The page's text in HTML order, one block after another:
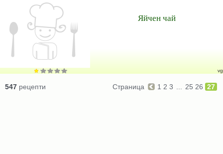
Яйчен чай
vg
547 рецепти Страница 1 2 3 25 26 27